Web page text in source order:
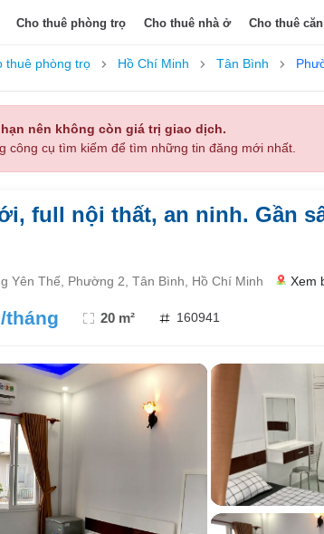
Cho thuê phòng trọ Cho thuê nhà ở Cho thuê
thuê phòng trọ Hồ Chí Minh Tân Bình
nên không còn giá trị giao dịch.
công cụ tìm kiếm để tìm những tin đăng mới nhất.
full nội thất, an ninh. Gần
Yên Thế, Phường 2, Tân Bình, Hồ Chí Minh Xem
tháng 20 m² 160941